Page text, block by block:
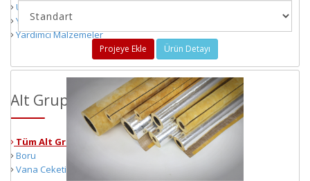
Ürün Materyalleri
Yapı Çözümleri
Yardımcı Malzemeler
Alt Gruplar
Tüm Alt Gruplar
Boru
Vana Ceketi
Projeye Ekle Ürün Detayı